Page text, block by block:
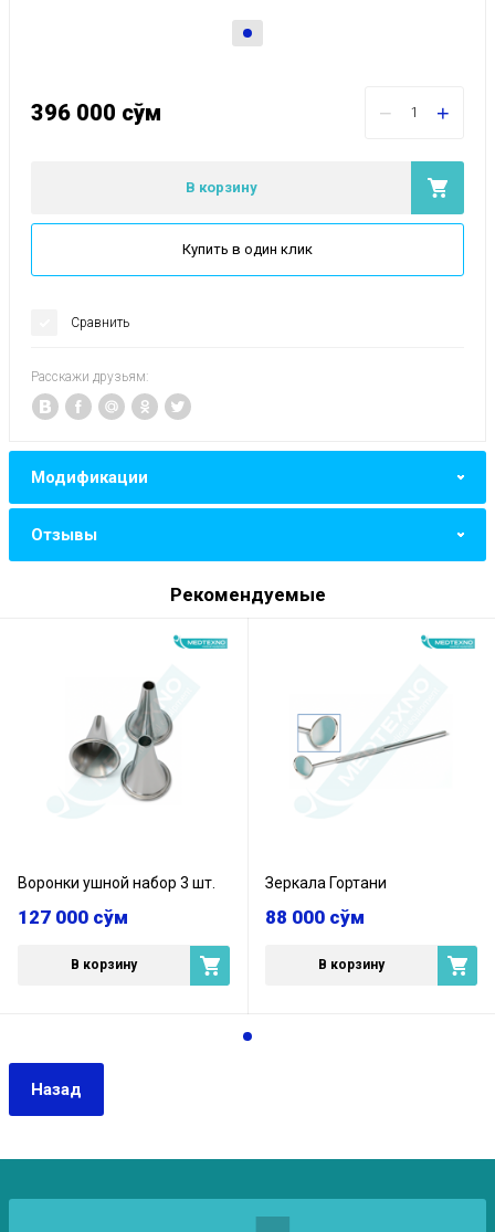
396 000 сўм − +
В корзину
Купить в один клик
Сравнить
Расскажи друзьям:
Модификации
Отзывы
Рекомендуемые
Воронки ушной набор 3 шт.
127 000 сўм
В корзину
Зеркала Гортани
88 000 сўм
В корзину
Назад